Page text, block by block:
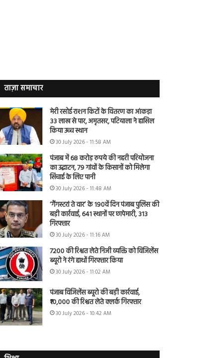
ताज़ा समाचार
मेरी रसोई राशन किटों के वितरण का आंकड़ा
33 लाख से पार, अमृतसर, पटियाला ने हासिल
किया उच्च स्थान
30 July 2026 - 11:58 AM
पंजाब में 68 करोड़ रुपये की नहरी परियोजना
का उद्घाटन, 79 गांवों के किसानों को मिलेगा
सिंचाई के लिए पानी
30 July 2026 - 11:48 AM
‘गैंगस्टरां ते वार’ के 190वें दिन पंजाब पुलिस की
बड़ी कार्रवाई, 641 स्थानों पर छापेमारी, 313
गिरफ्तार
30 July 2026 - 11:16 AM
7200 की रिश्वत लेते निजी व्यक्ति को विजिलेंस
ब्यूरो ने रंगे हाथों गिरफ्तार किया
30 July 2026 - 11:02 AM
पंजाब विजिलेंस ब्यूरो की बड़ी कार्रवाई,
₹10,000 की रिश्वत लेते क्लर्क गिरफ्तार
30 July 2026 - 10:42 AM